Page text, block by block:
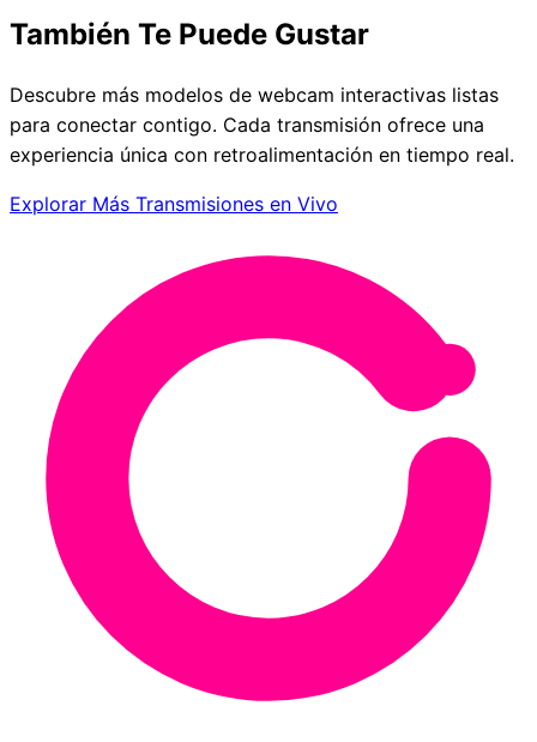
También Te Puede Gustar
Descubre más modelos de webcam interactivas listas
para conectar contigo. Cada transmisión ofrece una
experiencia única con retroalimentación en tiempo real.
Explorar Más Transmisiones en Vivo